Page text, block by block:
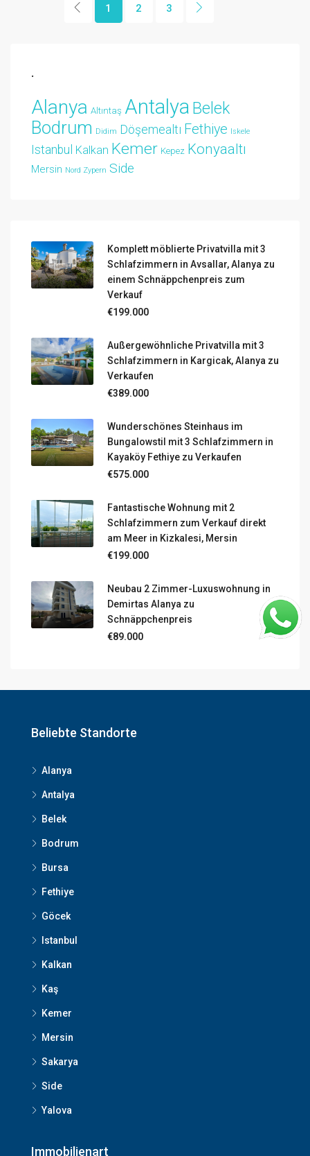
1 2 3
.
Alanya Altıntaş Antalya Belek
Bodrum Didim Döşemealtı Fethiye Iskele
Istanbul Kalkan Kemer Kepez Konyaaltı
Mersin Nord Zypern Side
Komplett möblierte Privatvilla mit 3
Schlafzimmern in Avsallar, Alanya zu
einem Schnäppchenpreis zum
Verkauf
€199.000
Außergewöhnliche Privatvilla mit 3
Schlafzimmern in Kargicak, Alanya zu
Verkaufen
€389.000
Wunderschönes Steinhaus im
Bungalowstil mit 3 Schlafzimmern in
Kayaköy Fethiye zu Verkaufen
€575.000
Fantastische Wohnung mit 2
Schlafzimmern zum Verkauf direkt
am Meer in Kizkalesi, Mersin
€199.000
Neubau 2 Zimmer-Luxuswohnung in
Demirtas Alanya zu
Schnäppchenpreis
€89.000
Beliebte Standorte
Alanya
Antalya
Belek
Bodrum
Bursa
Fethiye
Göcek
Istanbul
Kalkan
Kaş
Kemer
Mersin
Sakarya
Side
Yalova
Immobilienart